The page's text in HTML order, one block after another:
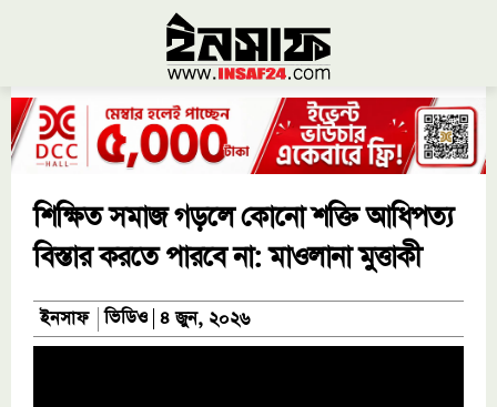
শিক্ষিত সমাজ গড়লে কোনো শক্তি আধিপত্য
বিস্তার করতে পারবে না: মাওলানা মুত্তাকী
ইনসাফ ভিডিও ৪ জুন, ২০২৬